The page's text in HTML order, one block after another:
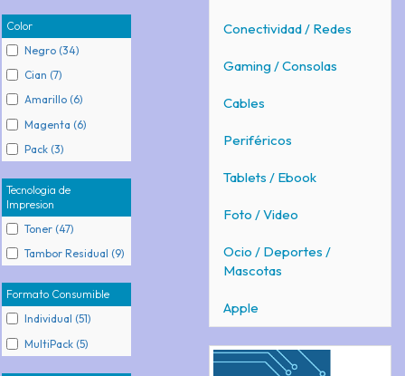
Conectividad / Redes
Gaming / Consolas
Cables
Periféricos
Tablets / Ebook
Foto / Video
Ocio / Deportes /
Mascotas
Apple
Color
Negro (34)
Cian (7)
Amarillo (6)
Magenta (6)
Pack (3)
Tecnologia de
Impresion
Toner (47)
Tambor Residual (9)
Formato Consumible
Individual (51)
MultiPack (5)